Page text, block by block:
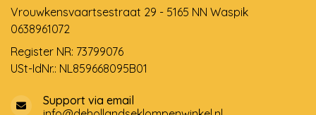
Vrouwkensvaartsestraat 29 - 5165 NN Waspik
0638961072
Register NR: 73799076
USt-IdNr.: NL859668095B01
Support via email